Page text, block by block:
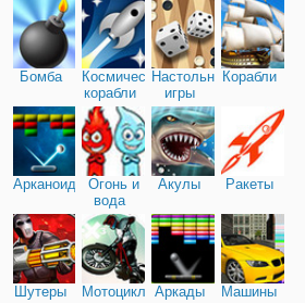
Бомба
Космические
корабли
Настольные
игры
Корабли
Арканоид
Огонь и
вода
Акулы Ракеты
Шутеры
МотоциклыАркады Машины